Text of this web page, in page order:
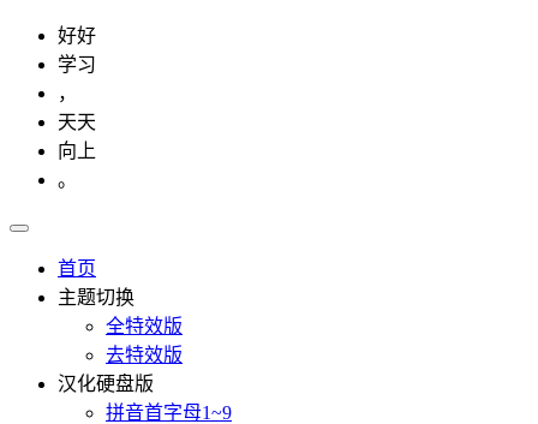
好好
学习
，
天天
向上
。
首页
主题切换
全特效版
去特效版
汉化硬盘版
拼音首字母1~9